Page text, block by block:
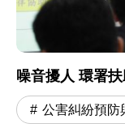
噪音擾人 環署
公害糾紛預防